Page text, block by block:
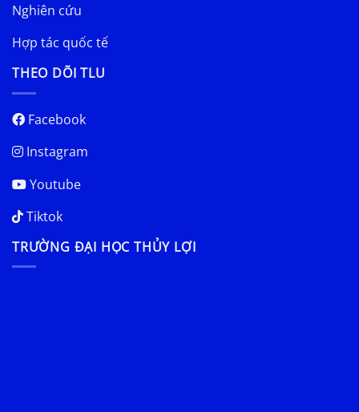
Nghiên cứu
Hợp tác quốc tế
THEO DÕI TLU
Facebook
Instagram
Youtube
Tiktok
TRƯỜNG ĐẠI HỌC THỦY LỢI